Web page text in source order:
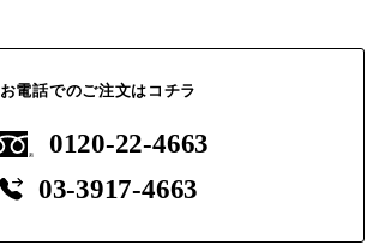
お電話でのご注文はコチラ
0120-22-4663
03-3917-4663